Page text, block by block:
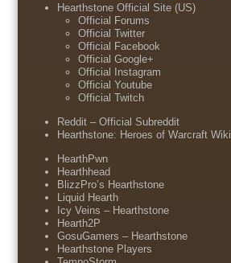
Hearthstone Official Site (US)
Official Forums
Official Twitter
Official Facebook
Official Google+
Official Instagram
Official Youtube
Official Twitch
Reddit – Official Subreddit
Hearthstone: Heroes of Warcraft Wiki
HearthPwn
Hearthhead
BlizzPro’s Hearthstone
Liquid Hearth
Icy Veins – Hearthstone
Hearth2P
GosuGamers – Hearthstone
Hearthstone Players